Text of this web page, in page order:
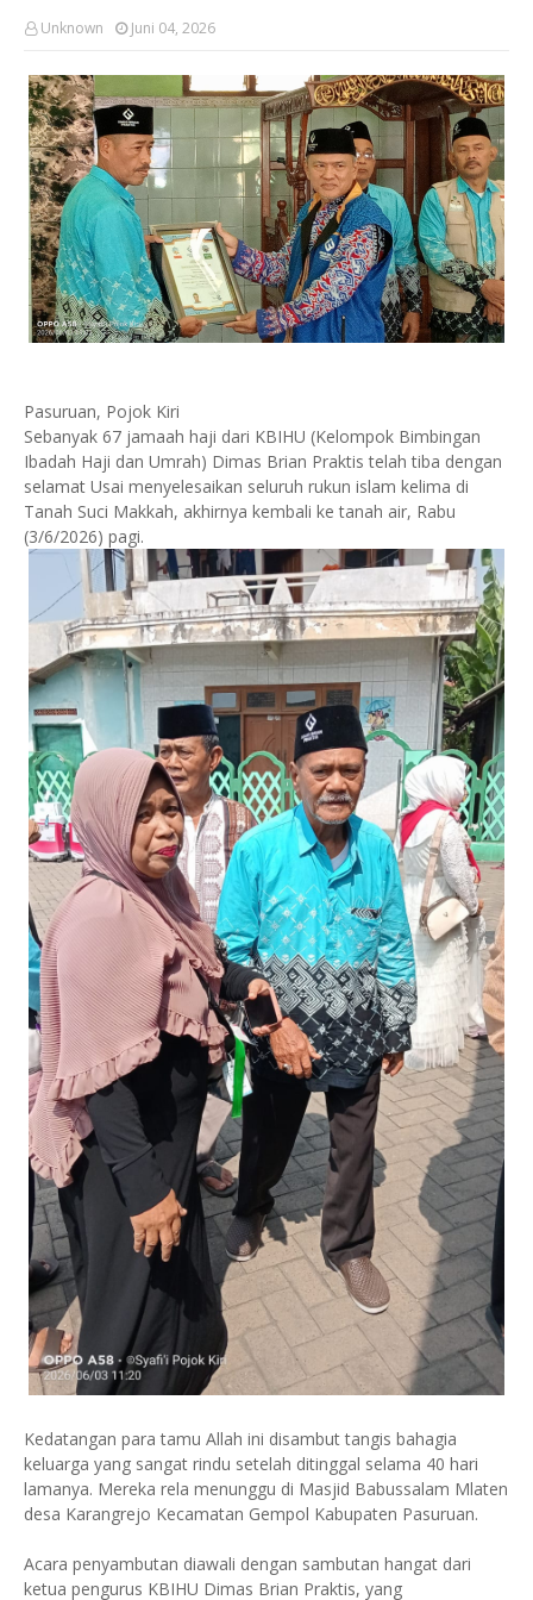
Unknown Juni 04, 2026
Pasuruan, Pojok Kiri
Sebanyak 67 jamaah haji dari KBIHU (Kelompok Bimbingan
Ibadah Haji dan Umrah) Dimas Brian Praktis telah tiba dengan
selamat Usai menyelesaikan seluruh rukun islam kelima di
Tanah Suci Makkah, akhirnya kembali ke tanah air, Rabu
(3/6/2026) pagi.
Kedatangan para tamu Allah ini disambut tangis bahagia
keluarga yang sangat rindu setelah ditinggal selama 40 hari
lamanya. Mereka rela menunggu di Masjid Babussalam Mlaten
desa Karangrejo Kecamatan Gempol Kabupaten Pasuruan.
Acara penyambutan diawali dengan sambutan hangat dari
ketua pengurus KBIHU Dimas Brian Praktis, yang